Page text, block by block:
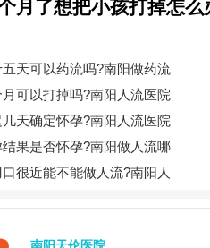
月了想把小孩打掉怎
天可以药流吗?南阳做药流
可以打掉吗?南阳人流医院
天确定怀孕?南阳人流医院
果是否怀孕?南阳做人流哪
很近能不能做人流?南阳人